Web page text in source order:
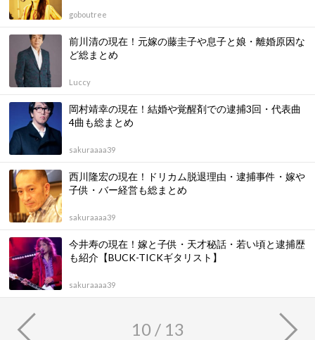
goboutree
前川清の現在！元嫁の藤圭子や息子と娘・離婚原因な
ど総まとめ
Luccy
岡村靖幸の現在！結婚や覚醒剤での逮捕3回・代表曲
4曲も総まとめ
sakuraaaa39
西川隆宏の現在！ドリカム脱退理由・逮捕事件・嫁や
子供・バー経営も総まとめ
sakuraaaa39
今井寿の現在！嫁と子供・天才秘話・若い頃と逮捕歴
も紹介【BUCK-TICKギタリスト】
sakuraaaa39
10 / 13